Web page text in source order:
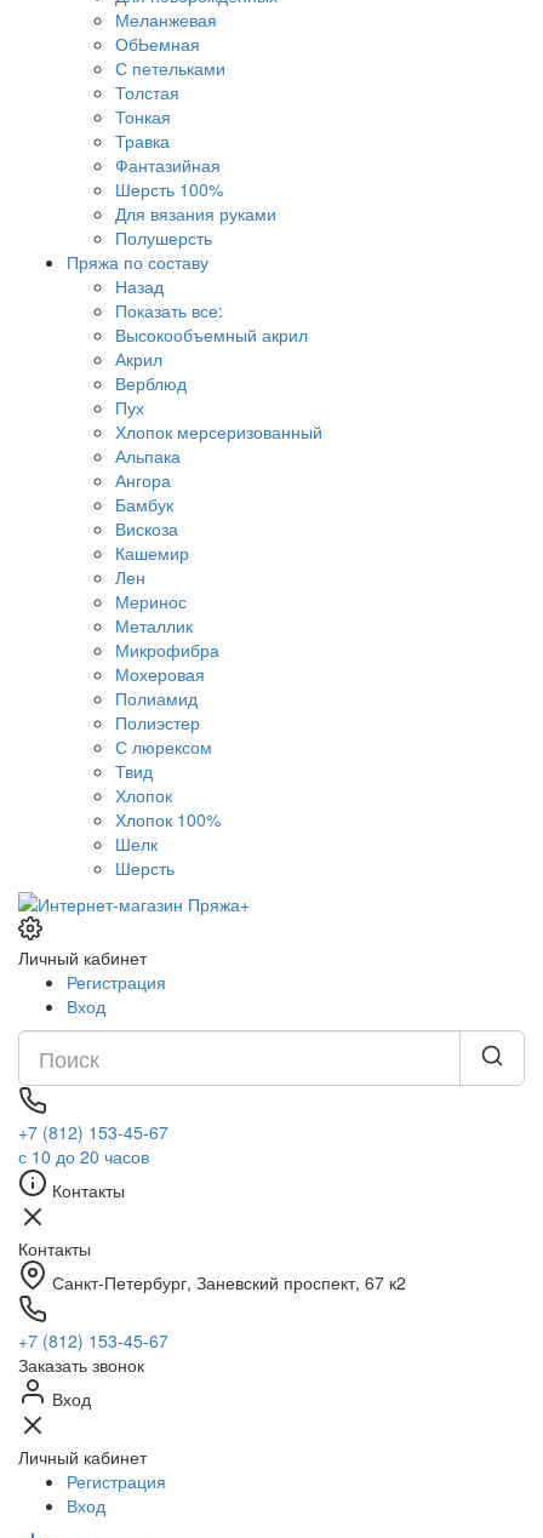
Меланжевая
ОбЬемная
С петельками
Толстая
Тонкая
Травка
Фантазийная
Шерсть 100%
Для вязания руками
Полушерсть
Пряжа по составу
Назад
Показать все:
Высокообъемный акрил
Акрил
Верблюд
Пух
Хлопок мерсеризованный
Альпака
Ангора
Бамбук
Вискоза
Кашемир
Лен
Меринос
Металлик
Микрофибра
Мохеровая
Полиамид
Полиэстер
С люрексом
Твид
Хлопок
Хлопок 100%
Шелк
Шерсть
Личный кабинет
Регистрация
Вход
+7 (812) 153-45-67
с 10 до 20 часов
Контакты
Контакты
Санкт-Петербург, ​Заневский проспект, 67 к2
+7 (812) 153-45-67
Заказать звонок
Вход
Личный кабинет
Регистрация
Вход